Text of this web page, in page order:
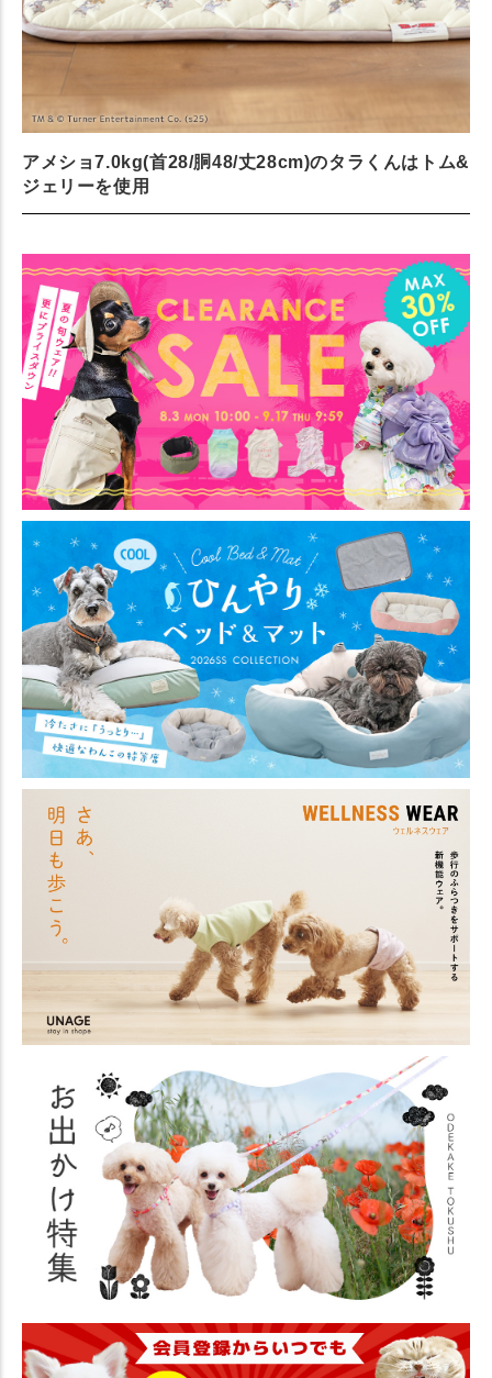
アメショ7.0kg(首28/胴48/丈28cm)のタラくんはトム&
ジェリーを使用